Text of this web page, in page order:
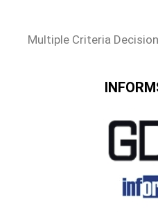
Multiple Criteria